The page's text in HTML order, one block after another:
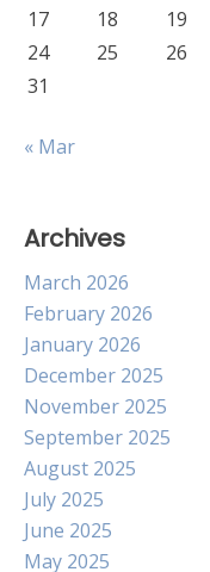
17
18 19
24
25 26
31
« Mar
Archives
March 2026
February 2026
January 2026
December 2025
November 2025
September 2025
August 2025
July 2025
June 2025
May 2025